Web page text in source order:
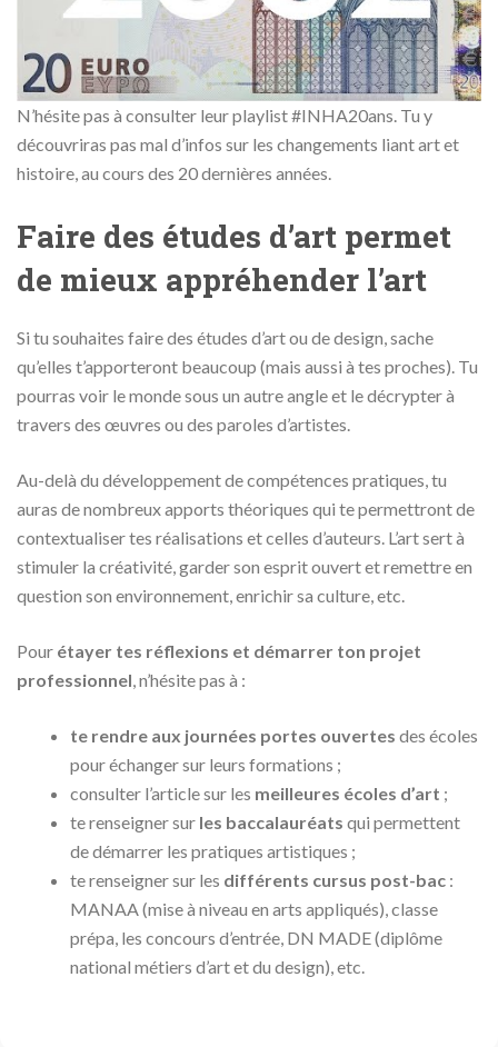
N’hésite pas à consulter leur playlist #INHA20ans. Tu y
découvriras pas mal d’infos sur les changements liant art et
histoire, au cours des 20 dernières années.
Faire des études d’art permet
de mieux appréhender l’art
Si tu souhaites faire des études d’art ou de design, sache
qu’elles t’apporteront beaucoup (mais aussi à tes proches). Tu
pourras voir le monde sous un autre angle et le décrypter à
travers des œuvres ou des paroles d’artistes.
Au-delà du développement de compétences pratiques, tu
auras de nombreux apports théoriques qui te permettront de
contextualiser tes réalisations et celles d’auteurs. L’art sert à
stimuler la créativité, garder son esprit ouvert et remettre en
question son environnement, enrichir sa culture, etc.
Pour étayer tes réflexions et démarrer ton projet
professionnel, n’hésite pas à :
te rendre aux journées portes ouvertes des écoles
pour échanger sur leurs formations ;
consulter l’article sur les meilleures écoles d’art ;
te renseigner sur les baccalauréats qui permettent
de démarrer les pratiques artistiques ;
te renseigner sur les différents cursus post-bac :
MANAA (mise à niveau en arts appliqués), classe
prépa, les concours d’entrée, DN MADE (diplôme
national métiers d’art et du design), etc.